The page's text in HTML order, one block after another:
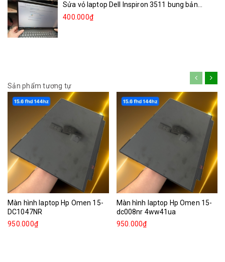
Sửa vỏ laptop Dell Inspiron 3511 bung bản...
400.000₫
Sản phẩm tương tự
Màn hình laptop Hp Omen 15-
DC1047NR
950.000₫
Màn hình laptop Hp Omen 15-
dc008nr 4ww41ua
950.000₫